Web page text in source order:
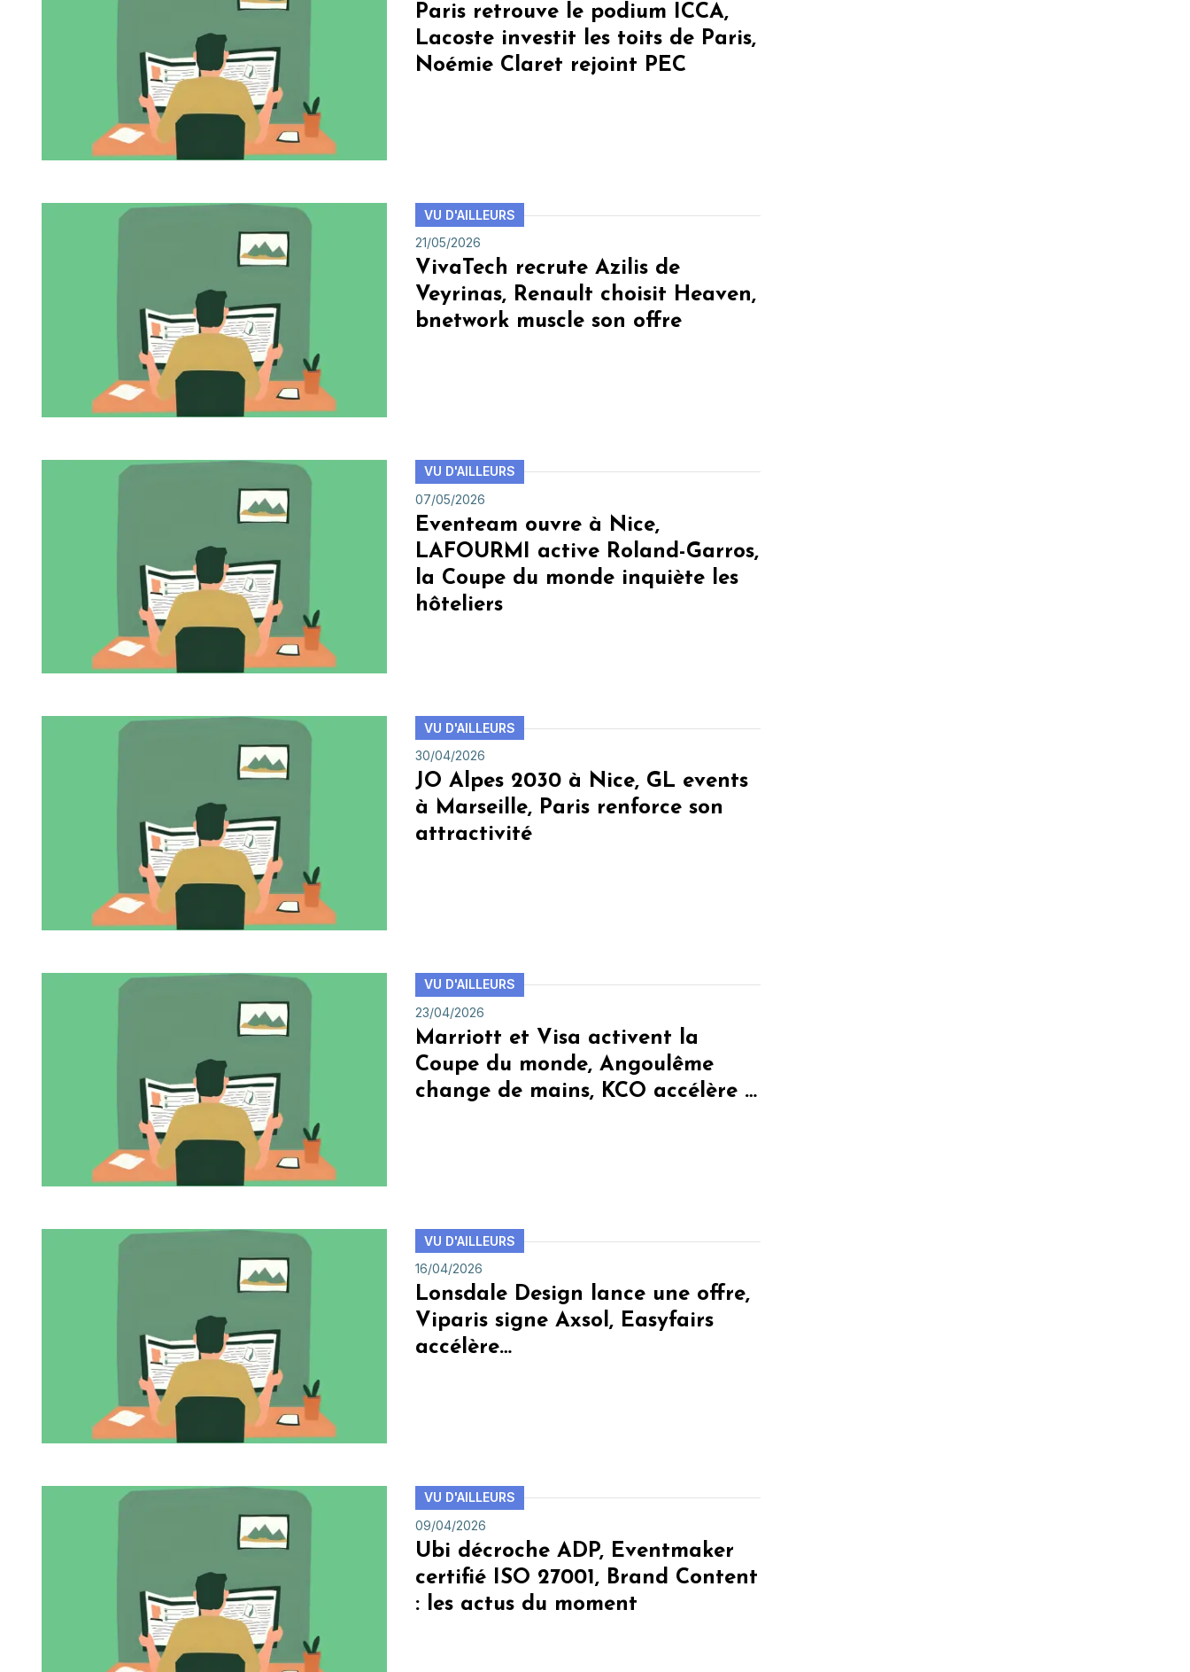
Paris retrouve le podium ICCA,
Lacoste investit les toits de Paris,
Noémie Claret rejoint PEC
VU D'AILLEURS
21/05/2026
VivaTech recrute Azilis de
Veyrinas, Renault choisit Heaven,
bnetwork muscle son offre
VU D'AILLEURS
07/05/2026
Eventeam ouvre à Nice,
LAFOURMI active Roland-Garros,
la Coupe du monde inquiète les
hôteliers
VU D'AILLEURS
30/04/2026
JO Alpes 2030 à Nice, GL events
à Marseille, Paris renforce son
attractivité
VU D'AILLEURS
23/04/2026
Marriott et Visa activent la
Coupe du monde, Angoulême
change de mains, KCO accélère …
VU D'AILLEURS
16/04/2026
Lonsdale Design lance une offre,
Viparis signe Axsol, Easyfairs
accélère…
VU D'AILLEURS
09/04/2026
Ubi décroche ADP, Eventmaker
certifié ISO 27001, Brand Content
: les actus du moment